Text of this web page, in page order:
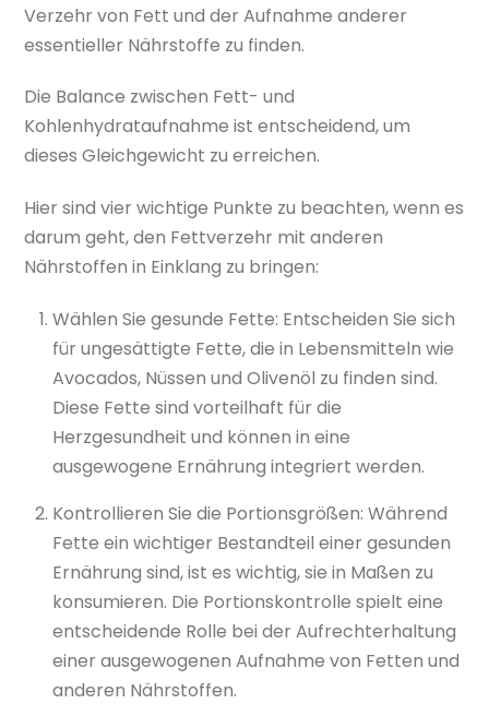
Verzehr von Fett und der Aufnahme anderer
essentieller Nährstoffe zu finden.
Die Balance zwischen Fett- und
Kohlenhydrataufnahme ist entscheidend, um
dieses Gleichgewicht zu erreichen.
Hier sind vier wichtige Punkte zu beachten, wenn es
darum geht, den Fettverzehr mit anderen
Nährstoffen in Einklang zu bringen:
Wählen Sie gesunde Fette: Entscheiden Sie sich
für ungesättigte Fette, die in Lebensmitteln wie
Avocados, Nüssen und Olivenöl zu finden sind.
Diese Fette sind vorteilhaft für die
Herzgesundheit und können in eine
ausgewogene Ernährung integriert werden.
Kontrollieren Sie die Portionsgrößen: Während
Fette ein wichtiger Bestandteil einer gesunden
Ernährung sind, ist es wichtig, sie in Maßen zu
konsumieren. Die Portionskontrolle spielt eine
entscheidende Rolle bei der Aufrechterhaltung
einer ausgewogenen Aufnahme von Fetten und
anderen Nährstoffen.